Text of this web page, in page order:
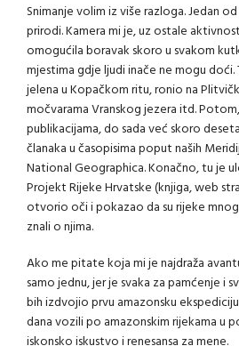
Snimanje volim iz više razloga. Jedan
prirodi. Kamera mi je, uz ostale
omogućila boravak skoro u svakom
mjestima gdje ljudi inače ne mogu doći.
jelena u Kopačkom ritu, ronio na
močvarama Vranskog jezera itd.
publikacijama, do sada već skoro
članaka u časopisima poput naših
National Geographica. Konačno, tu je
Projekt Rijeke Hrvatske (knjiga, web
otvorio oči i pokazao da su rijeke
znali o njima.
Ako me pitate koja mi je najdraža
samo jednu, jer je svaka za pamćenje i
bih izdvojio prvu amazonsku
dana vozili po amazonskim rijekama u
iskonsko iskustvo i renesansa za mene.